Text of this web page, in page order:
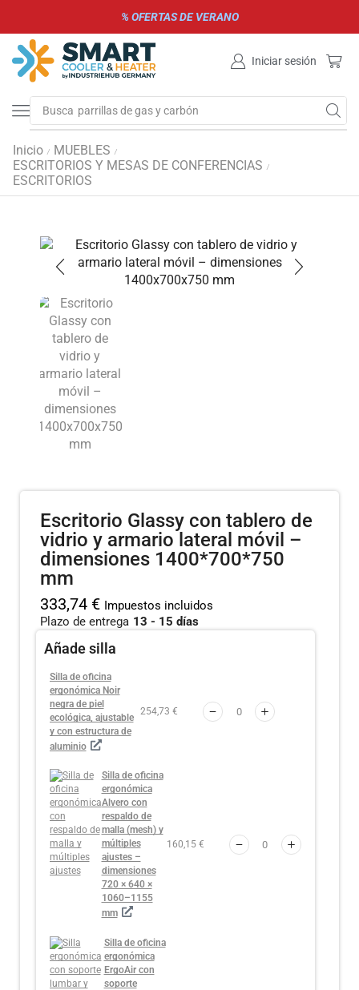
% OFERTAS DE VERANO
Iniciar sesión
Busca parrillas de gas y carbón
Inicio / MUEBLES /
ESCRITORIOS Y MESAS DE CONFERENCIAS /
ESCRITORIOS
Escritorio Glassy con tablero de
vidrio y armario lateral móvil –
dimensiones 1400*700*750
mm
333,74 € Impuestos incluidos
Plazo de entrega 13 - 15 días
Añade silla
Silla de oficina
ergonómica Noir
negra de piel
ecológica, ajustable
y con estructura de
aluminio
254,73 €
Silla de oficina
ergonómica
Alvero con
respaldo de
malla (mesh) y
múltiples
ajustes –
dimensiones
720 × 640 ×
1060–1155
mm
160,15 €
Silla de oficina
ergonómica
ErgoAir con
soporte